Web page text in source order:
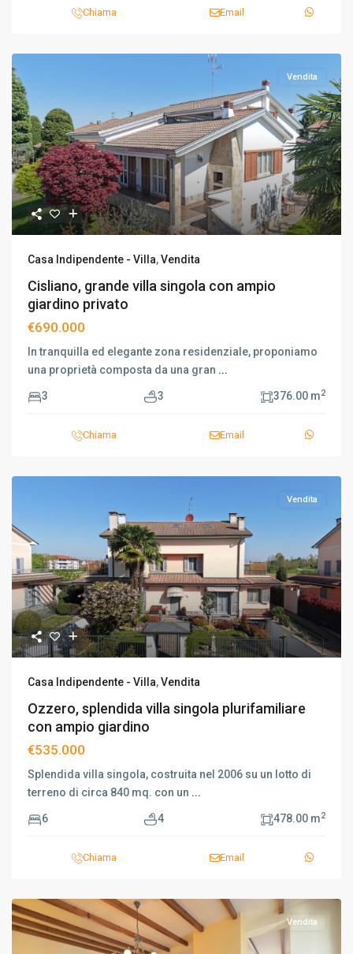
Chiama Email
Vendita
Casa Indipendente - Villa,Vendita
Cisliano, grande villa singola con ampio
giardino privato
€690.000
In tranquilla ed elegante zona residenziale, proponiamo
una proprietà composta da una gran ...
3 3 376.00 m2
Chiama Email
Vendita
Casa Indipendente - Villa,Vendita
Ozzero, splendida villa singola plurifamiliare
con ampio giardino
€535.000
Splendida villa singola, costruita nel 2006 su un lotto di
terreno di circa 840 mq. con un ...
6 4 478.00 m2
Chiama Email
Vendita